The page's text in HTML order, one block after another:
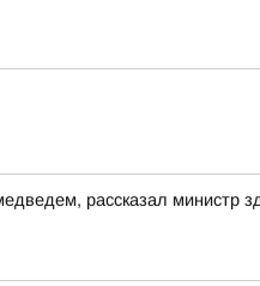
рассказал министр